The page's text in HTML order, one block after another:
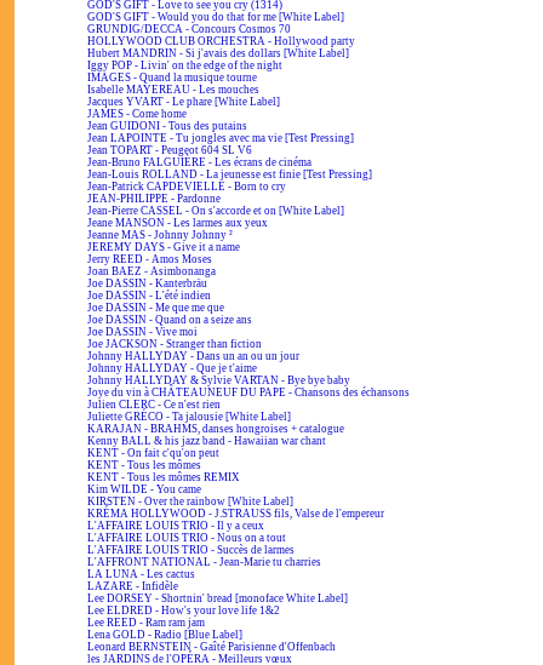
GOD'S GIFT - Love to see you cry (1314)
GOD'S GIFT - Would you do that for me [White Label]
GRUNDIG/DECCA - Concours Cosmos 70
HOLLYWOOD CLUB ORCHESTRA - Hollywood party
Hubert MANDRIN - Si j'avais des dollars [White Label]
Iggy POP - Livin' on the edge of the night
IMAGES - Quand la musique tourne
Isabelle MAYEREAU - Les mouches
Jacques YVART - Le phare [White Label]
JAMES - Come home
Jean GUIDONI - Tous des putains
Jean LAPOINTE - Tu jongles avec ma vie [Test Pressing]
Jean TOPART - Peugeot 604 SL V6
Jean-Bruno FALGUIÈRE - Les écrans de cinéma
Jean-Louis ROLLAND - La jeunesse est finie [Test Pressing]
Jean-Patrick CAPDEVIELLE - Born to cry
JEAN-PHILIPPE - Pardonne
Jean-Pierre CASSEL - On s'accorde et on [White Label]
Jeane MANSON - Les larmes aux yeux
Jeanne MAS - Johnny Johnny ²
JEREMY DAYS - Give it a name
Jerry REED - Amos Moses
Joan BAEZ - Asimbonanga
Joe DASSIN - Kanterbräu
Joe DASSIN - L'été indien
Joe DASSIN - Me que me que
Joe DASSIN - Quand on a seize ans
Joe DASSIN - Vive moi
Joe JACKSON - Stranger than fiction
Johnny HALLYDAY - Dans un an ou un jour
Johnny HALLYDAY - Que je t'aime
Johnny HALLYDAY & Sylvie VARTAN - Bye bye baby
Joye du vin à CHÂTEAUNEUF DU PAPE - Chansons des échansons
Julien CLERC - Ce n'est rien
Juliette GRÉCO - Ta jalousie [White Label]
KARAJAN - BRAHMS, danses hongroises + catalogue
Kenny BALL & his jazz band - Hawaiian war chant
KENT - On fait c'qu'on peut
KENT - Tous les mômes
KENT - Tous les mômes REMIX
Kim WILDE - You came
KIRSTEN - Over the rainbow [White Label]
KRÉMA HOLLYWOOD - J.STRAUSS fils, Valse de l'empereur
L'AFFAIRE LOUIS TRIO - Il y a ceux
L'AFFAIRE LOUIS TRIO - Nous on a tout
L'AFFAIRE LOUIS TRIO - Succès de larmes
L'AFFRONT NATIONAL - Jean-Marie tu charries
LA LUNA - Les cactus
LAZARE - Infidèle
Lee DORSEY - Shortnin' bread [monoface White Label]
Lee ELDRED - How's your love life 1&2
Lee REED - Ram ram jam
Lena GOLD - Radio [Blue Label]
Leonard BERNSTEIN - Gaîté Parisienne d'Offenbach
les JARDINS de l'OPÉRA - Meilleurs vœux